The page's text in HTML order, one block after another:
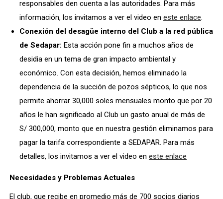
responsables den cuenta a las autoridades. Para más
información, los invitamos a ver el video en este enlace.
Conexión del desagüe interno del Club a la red pública
de Sedapar: Esta acción pone fin a muchos años de
desidia en un tema de gran impacto ambiental y
económico. Con esta decisión, hemos eliminado la
dependencia de la succión de pozos sépticos, lo que nos
permite ahorrar 30,000 soles mensuales monto que por 20
años le han significado al Club un gasto anual de más de
S/ 300,000, monto que en nuestra gestión eliminamos para
pagar la tarifa correspondiente a SEDAPAR. Para más
detalles, los invitamos a ver el video en este enlace
Necesidades y Problemas Actuales
El club, que recibe en promedio más de 700 socios diarios